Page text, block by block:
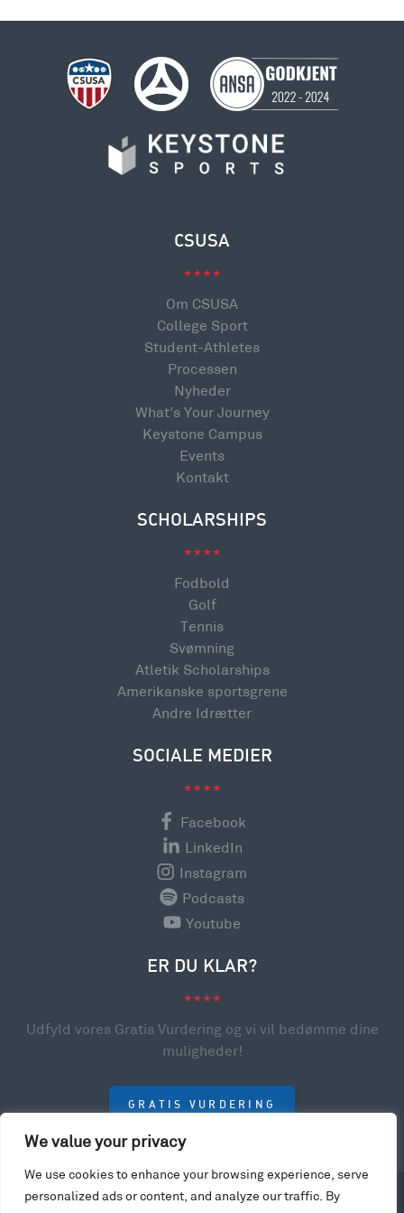
We value your privacy
We use cookies to enhance your browsing experience, serve
personalized ads or content, and analyze our traffic. By
CSUSA
Om CSUSA
College Sport
Student-Athletes
Processen
Nyheder
What’s Your Journey
Keystone Campus
Events
Kontakt
SCHOLARSHIPS
Fodbold
Golf
Tennis
Svømning
Atletik Scholarships
Amerikanske sportsgrene
Andre Idrætter
SOCIALE MEDIER
Facebook
LinkedIn
Instagram
Podcasts
Youtube
ER DU KLAR?
Udfyld vores Gratis Vurdering og vi vil bedømme dine
muligheder!
GRATIS VURDERING
© 2023 College Scholarships USA. All rights reserved.